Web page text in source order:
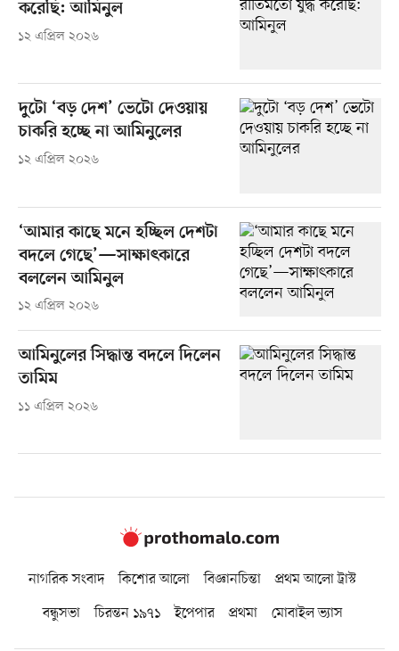
করেছি: আমিনুল
১২ এপ্রিল ২০২৬
দুটো ‘বড় দেশ’ ভেটো দেওয়ায়
চাকরি হচ্ছে না আমিনুলের
১২ এপ্রিল ২০২৬
‘আমার কাছে মনে হচ্ছিল দেশটা
বদলে গেছে’—সাক্ষাৎকারে
বললেন আমিনুল
১২ এপ্রিল ২০২৬
আমিনুলের সিদ্ধান্ত বদলে দিলেন
তামিম
১১ এপ্রিল ২০২৬
নাগরিক সংবাদ কিশোর আলো বিজ্ঞানচিন্তা
প্রথম আলো ট্রাস্ট
বন্ধুসভা
চিরন্তন ১৯৭১ ইপেপার প্রথমা মোবাইল ভ্যাস